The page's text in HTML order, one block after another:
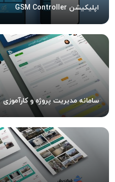
اپلیکیشن GSM Controller
سامانه مدیریت پروژه و کارآموزی